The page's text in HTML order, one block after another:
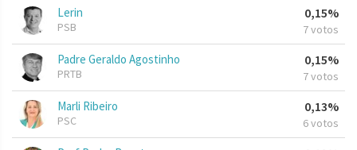
Lerin
PSB
0,15%
7 votos
Padre Geraldo Agostinho
PRTB
0,15%
7 votos
Marli Ribeiro
PSC
0,13%
6 votos